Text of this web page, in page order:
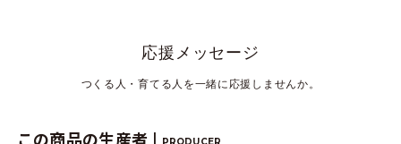
応援メッセージ
つくる人・育てる人を一緒に応援しませんか。
この商品の生産者 | PRODUCER